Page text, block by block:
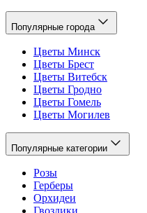
Популярные города
Цветы Минск
Цветы Брест
Цветы Витебск
Цветы Гродно
Цветы Гомель
Цветы Могилев
Популярные категории
Розы
Герберы
Орхидеи
Гвоздики